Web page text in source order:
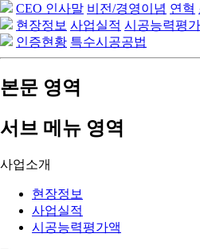
CEO 인사말 비전/경영이념 연혁
현장정보 사업실적 시공능력평
인증현황 특수시공공법
본문 영역
서브 메뉴 영역
사업소개
현장정보
사업실적
시공능력평가액